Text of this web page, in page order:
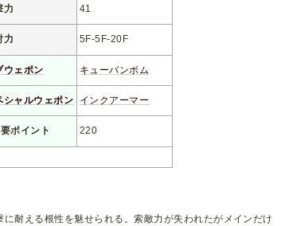
力 41
力 5F-5F-20F
ウェポン キューバンボム
シャルウェポン インクアーマー
ポイント 220
に耐える根性を魅せられる。索敵力が失われたがメインだけ